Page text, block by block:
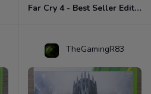
Far Cry 4 - Best Seller Edition Xbox 360
TheGamingR83